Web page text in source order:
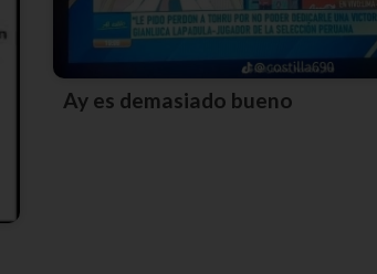
Ay es demasiado bueno